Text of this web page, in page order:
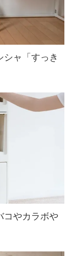
ャ「すっき
コやカラボや